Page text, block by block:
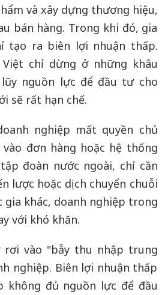
và xây dựng thương hiệu,
bán hàng. Trong khi đó, gia
tạo ra biên lợi nhuận thấp.
Việt chỉ dừng ở những khâu
nguồn lực để đầu tư cho
sẽ rất hạn chế.
nghiệp mất quyền chủ
vào đơn hàng hoặc hệ thống
đoàn nước ngoài, chỉ cần
lược hoặc dịch chuyển chuỗi
gia khác, doanh nghiệp trong
với khó khăn.
rơi vào "bẫy thu nhập trung
nghiệp. Biên lợi nhuận thấp
không đủ nguồn lực để đầu